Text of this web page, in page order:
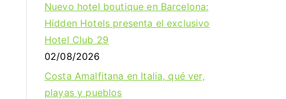
Nuevo hotel boutique en Barcelona:
Hidden Hotels presenta el exclusivo
Hotel Club 29
02/08/2026
Costa Amalfitana en Italia, qué ver,
playas y pueblos